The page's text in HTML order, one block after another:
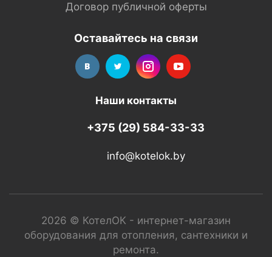
Договор публичной оферты
Оставайтесь на связи
Наши контакты
+375 (29) 584-33-33
info@kotelok.by
2026 © КотелОК - интернет-магазин
оборудования для отопления, сантехники и
ремонта.